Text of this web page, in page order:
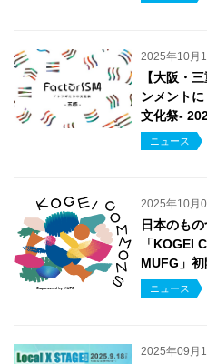
2025年10月
【大阪・
ンメント
文化祭-
ニュース
2025年10月
日本のも
「KOGEI
MUFG」初
ニュース
2025年09月